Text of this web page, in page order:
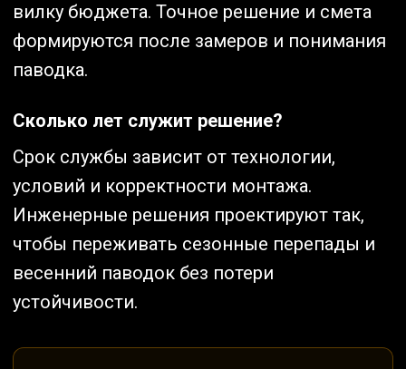
вилку бюджета. Точное решение и смета
формируются после замеров и понимания
паводка.
Сколько лет служит решение?
Срок службы зависит от технологии,
условий и корректности монтажа.
Инженерные решения проектируют так,
чтобы переживать сезонные перепады и
весенний паводок без потери
устойчивости.